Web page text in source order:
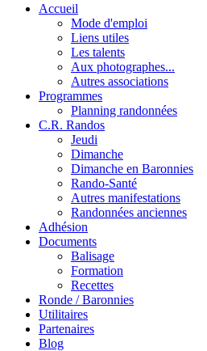
Accueil
Mode d'emploi
Liens utiles
Les talents
Aux photographes...
Autres associations
Programmes
Planning randonnées
C.R. Randos
Jeudi
Dimanche
Dimanche en Baronnies
Rando-Santé
Autres manifestations
Randonnées anciennes
Adhésion
Documents
Balisage
Formation
Recettes
Ronde / Baronnies
Utilitaires
Partenaires
Blog